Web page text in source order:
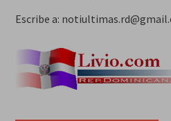
Escribe a: